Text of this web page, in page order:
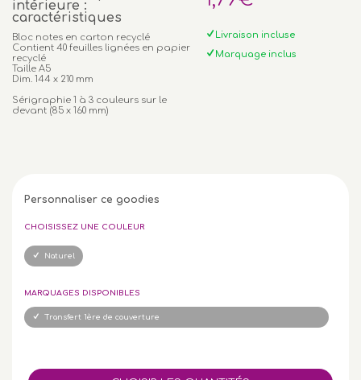
intérieure :
caractéristiques
Bloc notes en carton recyclé
Contient 40 feuilles lignées en papier
recyclé
Taille A5
Dim. 144 x 210 mm
Sérigraphie 1 à 3 couleurs sur le
devant (85 x 160 mm)
Livraison incluse
Marquage inclus
Personnaliser ce goodies
CHOISISSEZ UNE COULEUR
Naturel
MARQUAGES DISPONIBLES
Transfert 1ère de couverture